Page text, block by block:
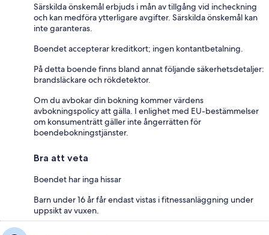
Särskilda önskemål erbjuds i mån av tillgång vid incheckning
och kan medföra ytterligare avgifter. Särskilda önskemål kan
inte garanteras.
Boendet accepterar kreditkort; ingen kontantbetalning.
På detta boende finns bland annat följande säkerhetsdetaljer:
brandsläckare och rökdetektor.
Om du avbokar din bokning kommer värdens
avbokningspolicy att gälla. I enlighet med EU-bestämmelser
om konsumenträtt gäller inte ångerrätten för
boendebokningstjänster.
Bra att veta
Boendet har inga hissar
Barn under 16 år får endast vistas i fitnessanläggning under
uppsikt av vuxen.